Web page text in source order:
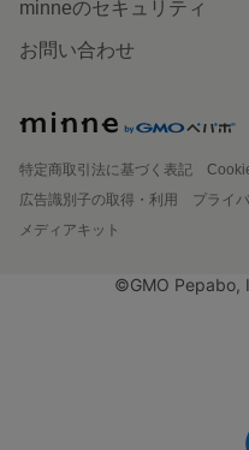
minneのセキュリティ
お問い合わせ
特定商取引法に基づく表記
広告識別子の取得・利用
プライ
メディアキット
©GMO Pepabo,